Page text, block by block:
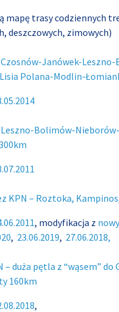
mapę trasy codziennych
deszczowych, zimowych)
Janówek-
Polana-Modlin-
Bolimów-
KPN – Roztoka,
, modyfikacja z
, 23.06.2019, 27.06.2018,
– duża pętla z “wąsem” do
160km
,